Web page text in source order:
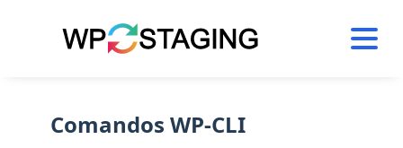
Comandos WP-CLI